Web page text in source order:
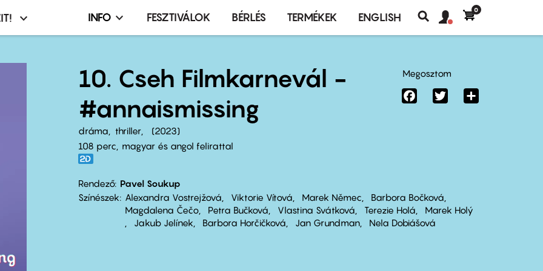
Infó,
terembérlés
menü
INFO FESZTIVÁLOK BÉRLÉS TERMÉKEK ENGLISH
Keresés
fiók
Felhasználói
0
10. Cseh Filmkarnevál -
#annaismissing
dráma thriller
2023
108 perc,
magyar és angol felirattal
Rendező Pavel Soukup
Színészek
Alexandra Vostrejžová Viktorie Vítová Marek Němec
Barbora Bočková
Magdalena Čečo
Petra Bučková Vlastina Svátková Terezie Holá
Marek Holý
Jakub Jelínek
Barbora Horčičková Jan Grundman Nela Dobiášová
Megosztom
FacebookTwitter